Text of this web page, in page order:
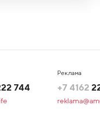
744
Реклама
+7 4162